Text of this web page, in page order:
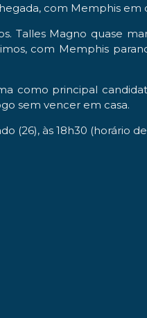
com Memphis
Talles Magno quase
com Memphis
como principal
sem vencer em casa.
(26), às 18h30 (horário